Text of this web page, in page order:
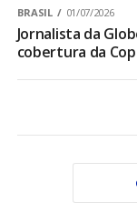
BRASIL 01/07/2026
Jornalista da
cobertura da